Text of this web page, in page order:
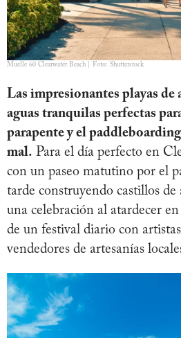
Muelle 60 Clearwater Beach | Foto: Shutterstock
Las impresionantes playas de
aguas tranquilas perfectas
parapente y el
mal. Para el día perfecto en
con un paseo matutino por el
tarde construyendo castillos
una celebración al atardecer
de un festival diario con
vendedores de artesanías